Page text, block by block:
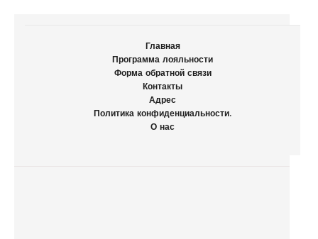
Главная
Программа лояльности
Форма обратной связи
Контакты
Адрес
Политика конфиденциальности.
О нас